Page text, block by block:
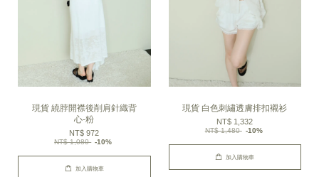
現貨 繞脖開襟後削肩針織背
心-粉
NT$ 972
NT$ 1,080 -10%
加入購物車
現貨 白色刺繡透膚排扣襯衫
NT$ 1,332
NT$ 1,480 -10%
加入購物車